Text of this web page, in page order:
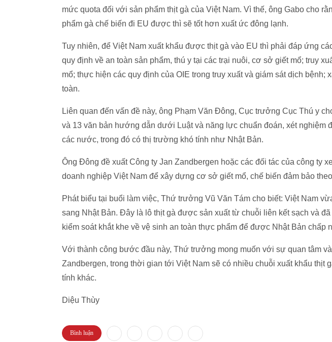
mức quota đối với sản phẩm thịt gà của Việt Nam. Vì thế, ông Gabo cho
phẩm gà chế biến đi EU được thì sẽ tốt hơn xuất ức đông lạnh.
Tuy nhiên, để Việt Nam xuất khẩu được thịt gà vào EU thì phải đáp ứng
quy định về an toàn sản phẩm, thú y tại các trại nuôi, cơ sở giết mổ; truy
mổ; thực hiện các quy định của OIE trong truy xuất và giám sát dịch bệnh;
toàn.
Liên quan đến vấn đề này, ông Phạm Văn Đông, Cục trưởng Cục Thú y
và 13 văn bản hướng dẫn dưới Luật và năng lực chuẩn đoán, xét nghiệm
các nước, trong đó có thị trường khó tính như Nhật Bản.
Ông Đông đề xuất Công ty Jan Zandbergen hoặc các đối tác của công ty
doanh nghiệp Việt Nam để xây dựng cơ sở giết mổ, chế biến đảm bảo
Phát biểu tại buổi làm việc, Thứ trưởng Vũ Văn Tám cho biết: Việt Nam
sang Nhật Bản. Đây là lô thịt gà được sản xuất từ chuỗi liên kết sạch và
kiểm soát khắt khe về vệ sinh an toàn thực phẩm để được Nhật Bản chấp
Với thành công bước đầu này, Thứ trưởng mong muốn với sự quan tâm
Zandbergen, trong thời gian tới Việt Nam sẽ có nhiều chuỗi xuất khẩu thịt
tính khác.
Diệu Thùy
Bình luận